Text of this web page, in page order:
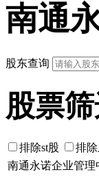
南通
股东查询
股票筛
排除st股 排
南通永诺企业管